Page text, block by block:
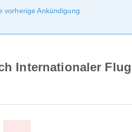
vorherige Ankündigung
Internationaler